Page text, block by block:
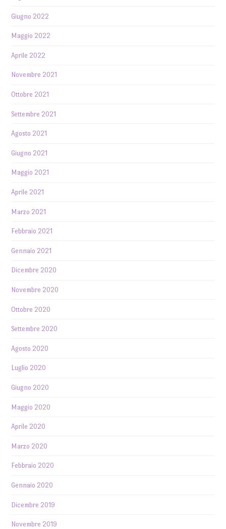
Giugno 2022
Maggio 2022
Aprile 2022
Novembre 2021
Ottobre 2021
Settembre 2021
Agosto 2021
Giugno 2021
Maggio 2021
Aprile 2021
Marzo 2021
Febbraio 2021
Gennaio 2021
Dicembre 2020
Novembre 2020
Ottobre 2020
Settembre 2020
Agosto 2020
Luglio 2020
Giugno 2020
Maggio 2020
Aprile 2020
Marzo 2020
Febbraio 2020
Gennaio 2020
Dicembre 2019
Novembre 2019